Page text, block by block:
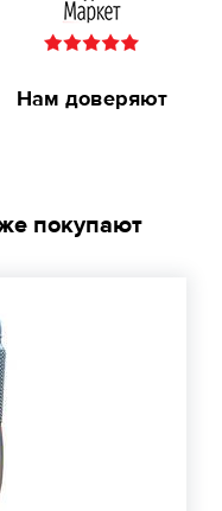
Нам доверяют
покупают